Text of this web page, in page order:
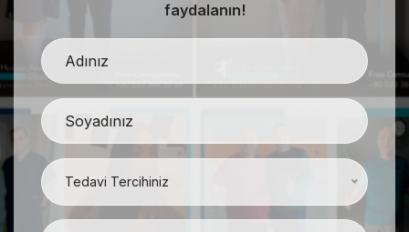
faydalanın!
Tedavi Tercihiniz